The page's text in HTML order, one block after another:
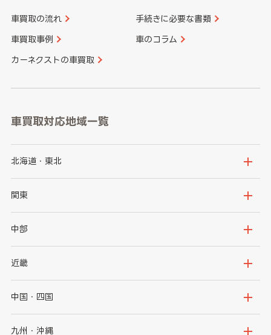
車買取の流れ 手続きに必要な書類
車買取事例 車のコラム
カーネクストの車買取
車買取対応地域一覧
北海道・東北
北海道
岩手県
秋田県
関東
茨城県
群馬県
千葉県
神奈川県
中部
新潟県
石川県
山梨県
近畿
大阪府
京都府
中国・四国
鳥取県
九州・沖縄